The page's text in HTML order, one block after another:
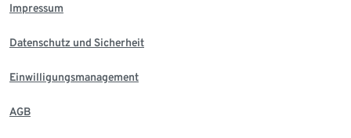
Impressum
Datenschutz und Sicherheit
Einwilligungsmanagement
AGB